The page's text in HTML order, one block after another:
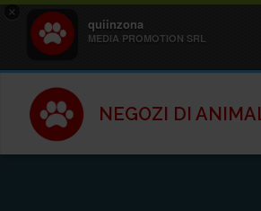
×
quiinzona
MEDIA PROMOTION SRL
NEGOZI DI